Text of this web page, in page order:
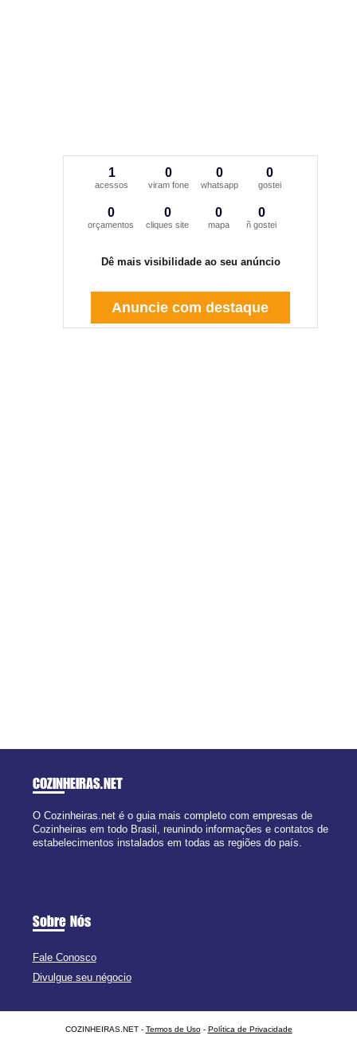
1
acessos
0
viram fone
0
whatsapp
0
gostei
0
orçamentos
0
cliques site
0
mapa
0
ñ gostei
Dê mais visibilidade ao seu anúncio
Anuncie com destaque
COZINHEIRAS.NET
O Cozinheiras.net é o guia mais completo com empresas de
Cozinheiras em todo Brasil, reunindo informações e contatos de
estabelecimentos instalados em todas as regiões do país.
Sobre Nós
Fale Conosco
Divulgue seu négocio
COZINHEIRAS.NET - Termos de Uso- Política de Privacidade